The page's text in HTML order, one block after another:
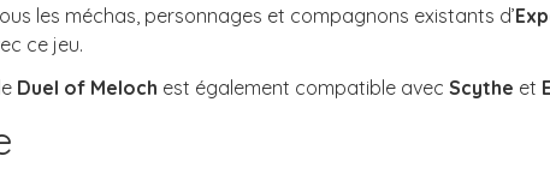
les méchas, personnages et compagnons existants d’
ce jeu.
Duel of Meloch est également compatible avecScythe et